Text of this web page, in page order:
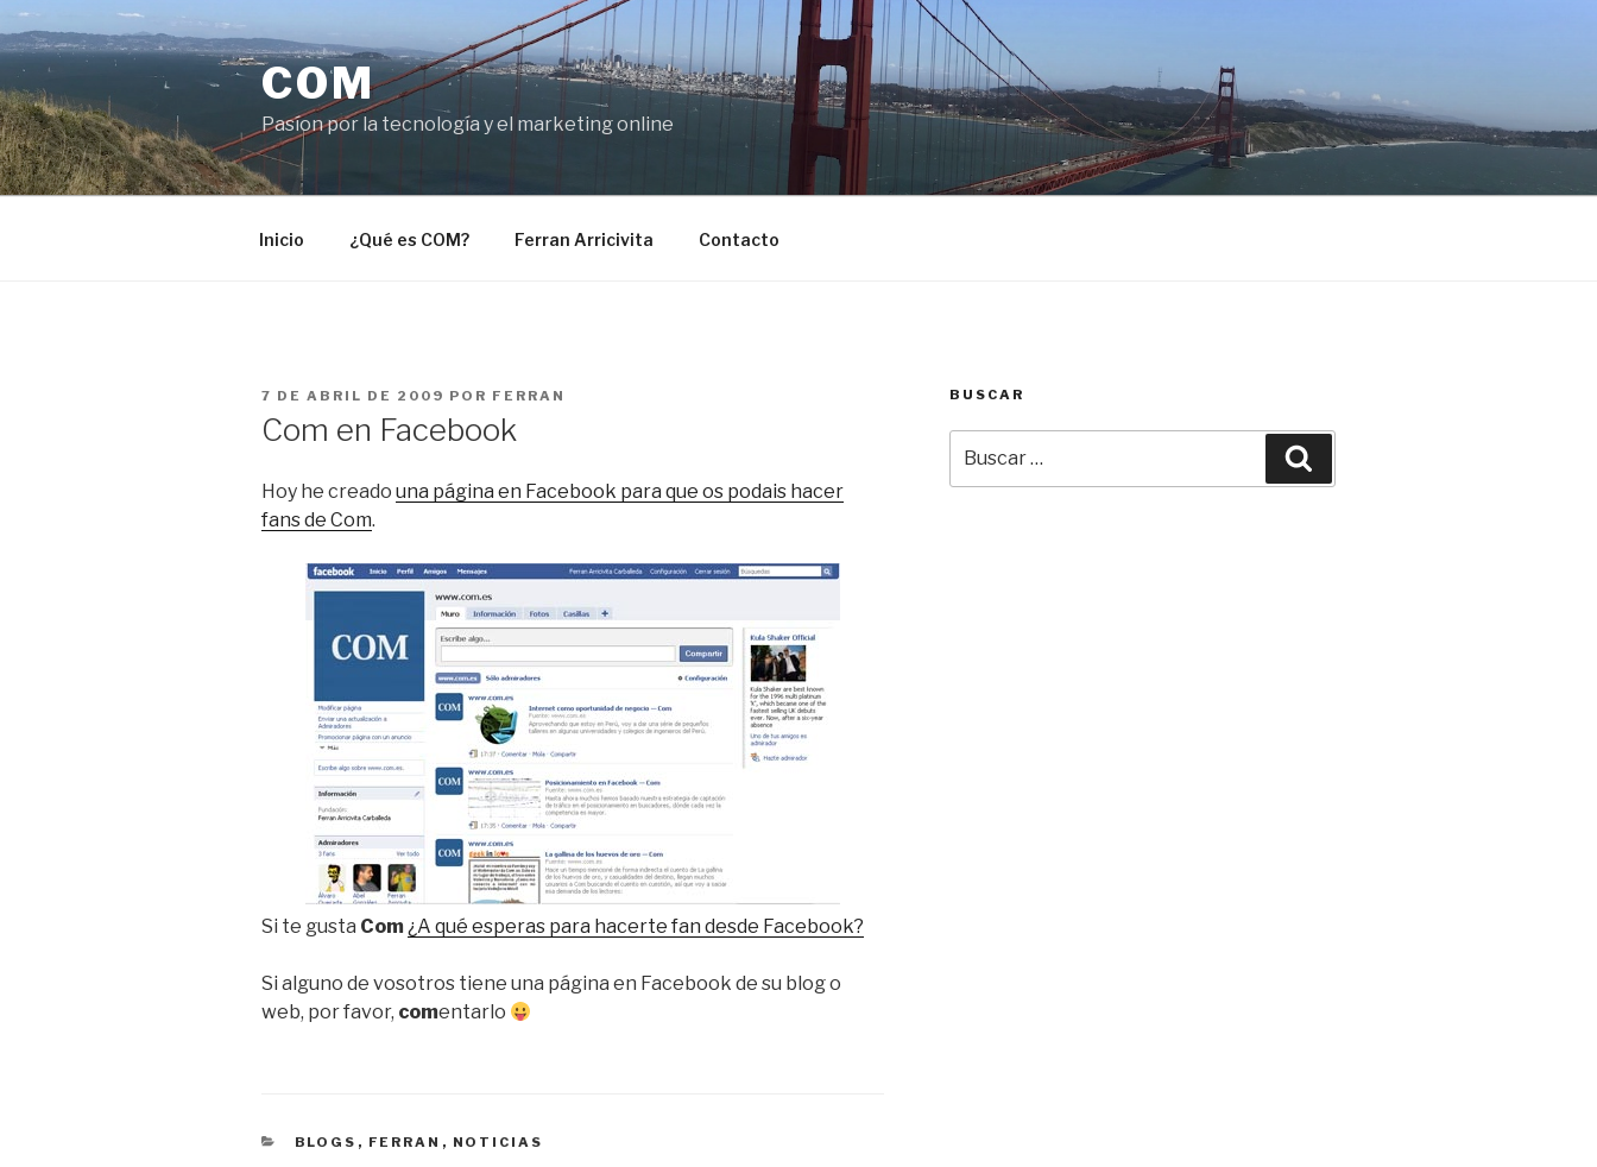
Saltar
al
contenido
COM
Pasíon por la tecnología y el marketing online
Inicio ¿Qué es COM? Ferran Arricivita Contacto
PUBLICADO
7 DE ABRIL DE 2009 POR FERRAN
Com en Facebook
Hoy he creado una página en Facebook para que os podais hacer
fans de Com.
Si te gusta Com¿A qué esperas para hacerte fan desde Facebook?
Si alguno de vosotros tiene una página en Facebook de su blog o
web, por favor, comentarlo
CATEGORÍAS
BLOGS , FERRAN , NOTICIAS
BUSCAR
por: